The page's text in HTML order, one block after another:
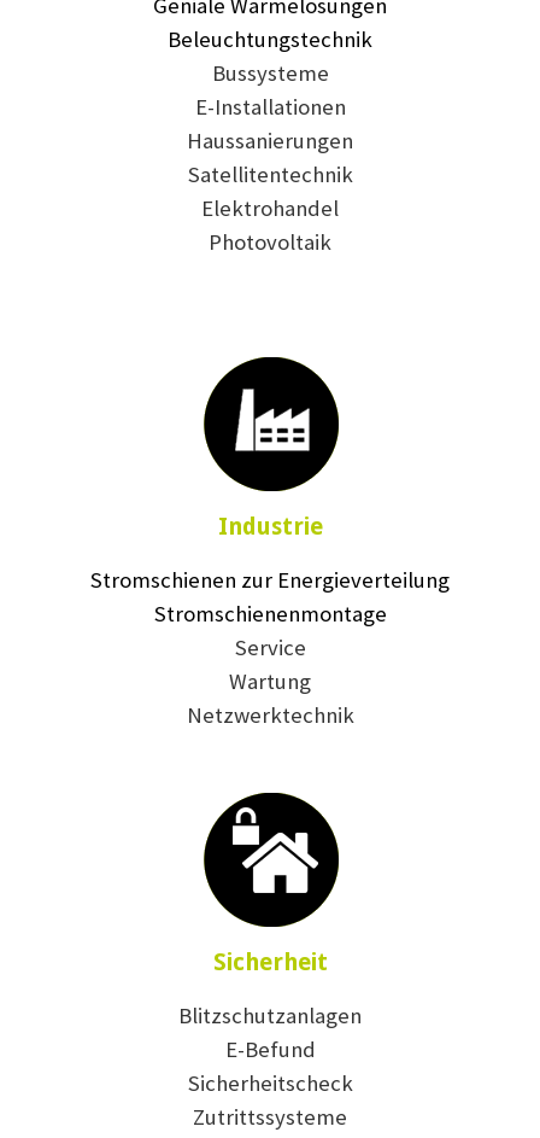
Beleuchtungstechnik
Bussysteme
E-Installationen
Haussanierungen
Satellitentechnik
Elektrohandel
Photovoltaik
Industrie
Stromschienen zur Energieverteilung
Stromschienenmontage
Service
Wartung
Netzwerktechnik
Sicherheit
Blitzschutzanlagen
E-Befund
Sicherheitscheck
Zutrittssysteme